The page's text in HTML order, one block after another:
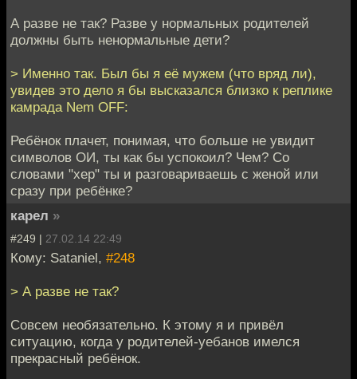
А разве не так? Разве у нормальных родителей
должны быть ненормальные дети?
> Именно так. Был бы я её мужем (что вряд ли),
увидев это дело я бы высказался близко к реплике
камрада Nem OFF:
Ребёнок плачет, понимая, что больше не увидит
символов ОИ, ты как бы успокоил? Чем? Со
словами "хер" ты и разговариваешь с женой или
сразу при ребёнке?
карел »
#249 | 27.02.14 22:49
Кому: Sataniel, #248
> А разве не так?
Совсем необязательно. К этому я и привёл
ситуацию, когда у родителей-уебанов имелся
прекрасный ребёнок.